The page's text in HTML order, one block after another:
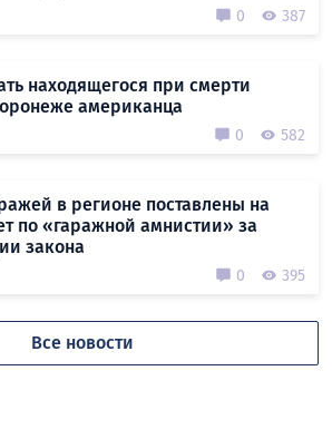
0 387
находящегося при смерти
американца
0 582
в регионе поставлены на
по «гаражной амнистии» за
закона
0 395
Все новости